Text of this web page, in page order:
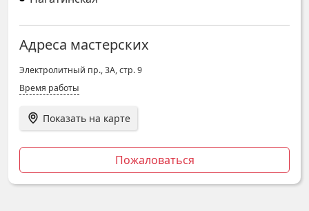
Адреса мастерских
Электролитный пр., 3А, стр. 9
Время работы
Показать на карте
Пожаловаться